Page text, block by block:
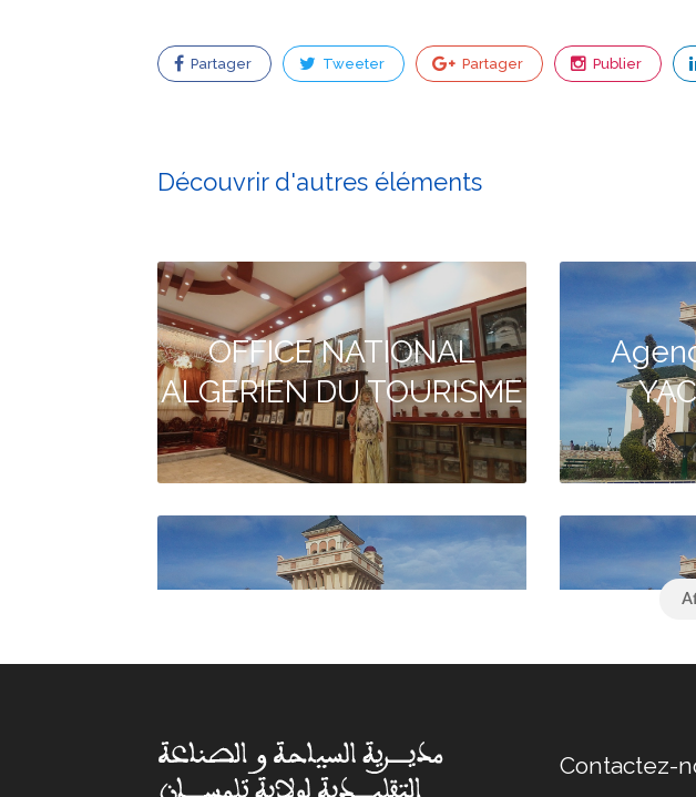
Partager Tweeter Partager Publier
Découvrir d'autres éléments
OFFICE NATIONAL
ALGERIEN DU TOURISME
Contactez-